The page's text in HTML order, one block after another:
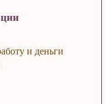
и деньги